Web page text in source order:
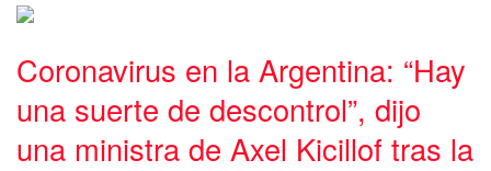
Coronavirus en la Argentina: “Hay
una suerte de descontrol”, dijo
una ministra de Axel Kicillof tras la